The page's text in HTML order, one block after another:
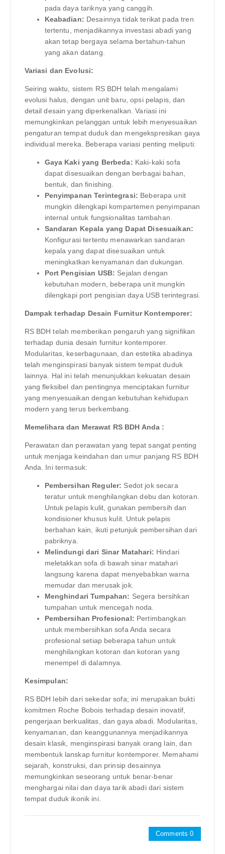
pada daya tariknya yang canggih.
Keabadian: Desainnya tidak terikat pada tren
tertentu, menjadikannya investasi abadi yang
akan tetap bergaya selama bertahun-tahun
yang akan datang.
Variasi dan Evolusi:
Seiring waktu, sistem RS BDH telah mengalami
evolusi halus, dengan unit baru, opsi pelapis, dan
detail desain yang diperkenalkan. Variasi ini
memungkinkan pelanggan untuk lebih menyesuaikan
pengaturan tempat duduk dan mengekspresikan gaya
individual mereka. Beberapa variasi penting meliputi:
Gaya Kaki yang Berbeda: Kaki-kaki sofa
dapat disesuaikan dengan berbagai bahan,
bentuk, dan finishing.
Penyimpanan Terintegrasi: Beberapa unit
mungkin dilengkapi kompartemen penyimpanan
internal untuk fungsionalitas tambahan.
Sandaran Kepala yang Dapat Disesuaikan:
Konfigurasi tertentu menawarkan sandaran
kepala yang dapat disesuaikan untuk
meningkatkan kenyamanan dan dukungan.
Port Pengisian USB: Sejalan dengan
kebutuhan modern, beberapa unit mungkin
dilengkapi port pengisian daya USB terintegrasi.
Dampak terhadap Desain Furnitur Kontemporer:
RS BDH telah memberikan pengaruh yang signifikan
terhadap dunia desain furnitur kontemporer.
Modularitas, keserbagunaan, dan estetika abadinya
telah menginspirasi banyak sistem tempat duduk
lainnya. Hal ini telah menunjukkan kekuatan desain
yang fleksibel dan pentingnya menciptakan furnitur
yang menyesuaikan dengan kebutuhan kehidupan
modern yang terus berkembang.
Memelihara dan Merawat RS BDH Anda :
Perawatan dan perawatan yang tepat sangat penting
untuk menjaga keindahan dan umur panjang RS BDH
Anda. Ini termasuk:
Pembersihan Reguler: Sedot jok secara
teratur untuk menghilangkan debu dan kotoran.
Untuk pelapis kulit, gunakan pembersih dan
kondisioner khusus kulit. Untuk pelapis
berbahan kain, ikuti petunjuk pembersihan dari
pabriknya.
Melindungi dari Sinar Matahari: Hindari
meletakkan sofa di bawah sinar matahari
langsung karena dapat menyebabkan warna
memudar dan merusak jok.
Menghindari Tumpahan: Segera bersihkan
tumpahan untuk mencegah noda.
Pembersihan Profesional: Pertimbangkan
untuk membersihkan sofa Anda secara
profesional setiap beberapa tahun untuk
menghilangkan kotoran dan kotoran yang
menempel di dalamnya.
Kesimpulan:
RS BDH lebih dari sekedar sofa; ini merupakan bukti
komitmen Roche Bobois terhadap desain inovatif,
pengerjaan berkualitas, dan gaya abadi. Modularitas,
kenyamanan, dan keanggunannya menjadikannya
desain klasik, menginspirasi banyak orang lain, dan
membentuk lanskap furnitur kontemporer. Memahami
sejarah, konstruksi, dan prinsip desainnya
memungkinkan seseorang untuk benar-benar
menghargai nilai dan daya tarik abadi dari sistem
tempat duduk ikonik ini.
Comments 0